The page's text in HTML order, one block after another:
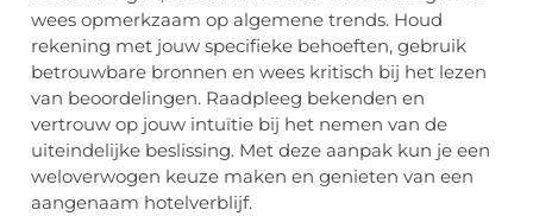
wees opmerkzaam op algemene trends. Houd
rekening met jouw specifieke behoeften, gebruik
betrouwbare bronnen en wees kritisch bij het lezen
van beoordelingen. Raadpleeg bekenden en
vertrouw op jouw intuïtie bij het nemen van de
uiteindelijke beslissing. Met deze aanpak kun je een
weloverwogen keuze maken en genieten van een
aangenaam hotelverblijf.